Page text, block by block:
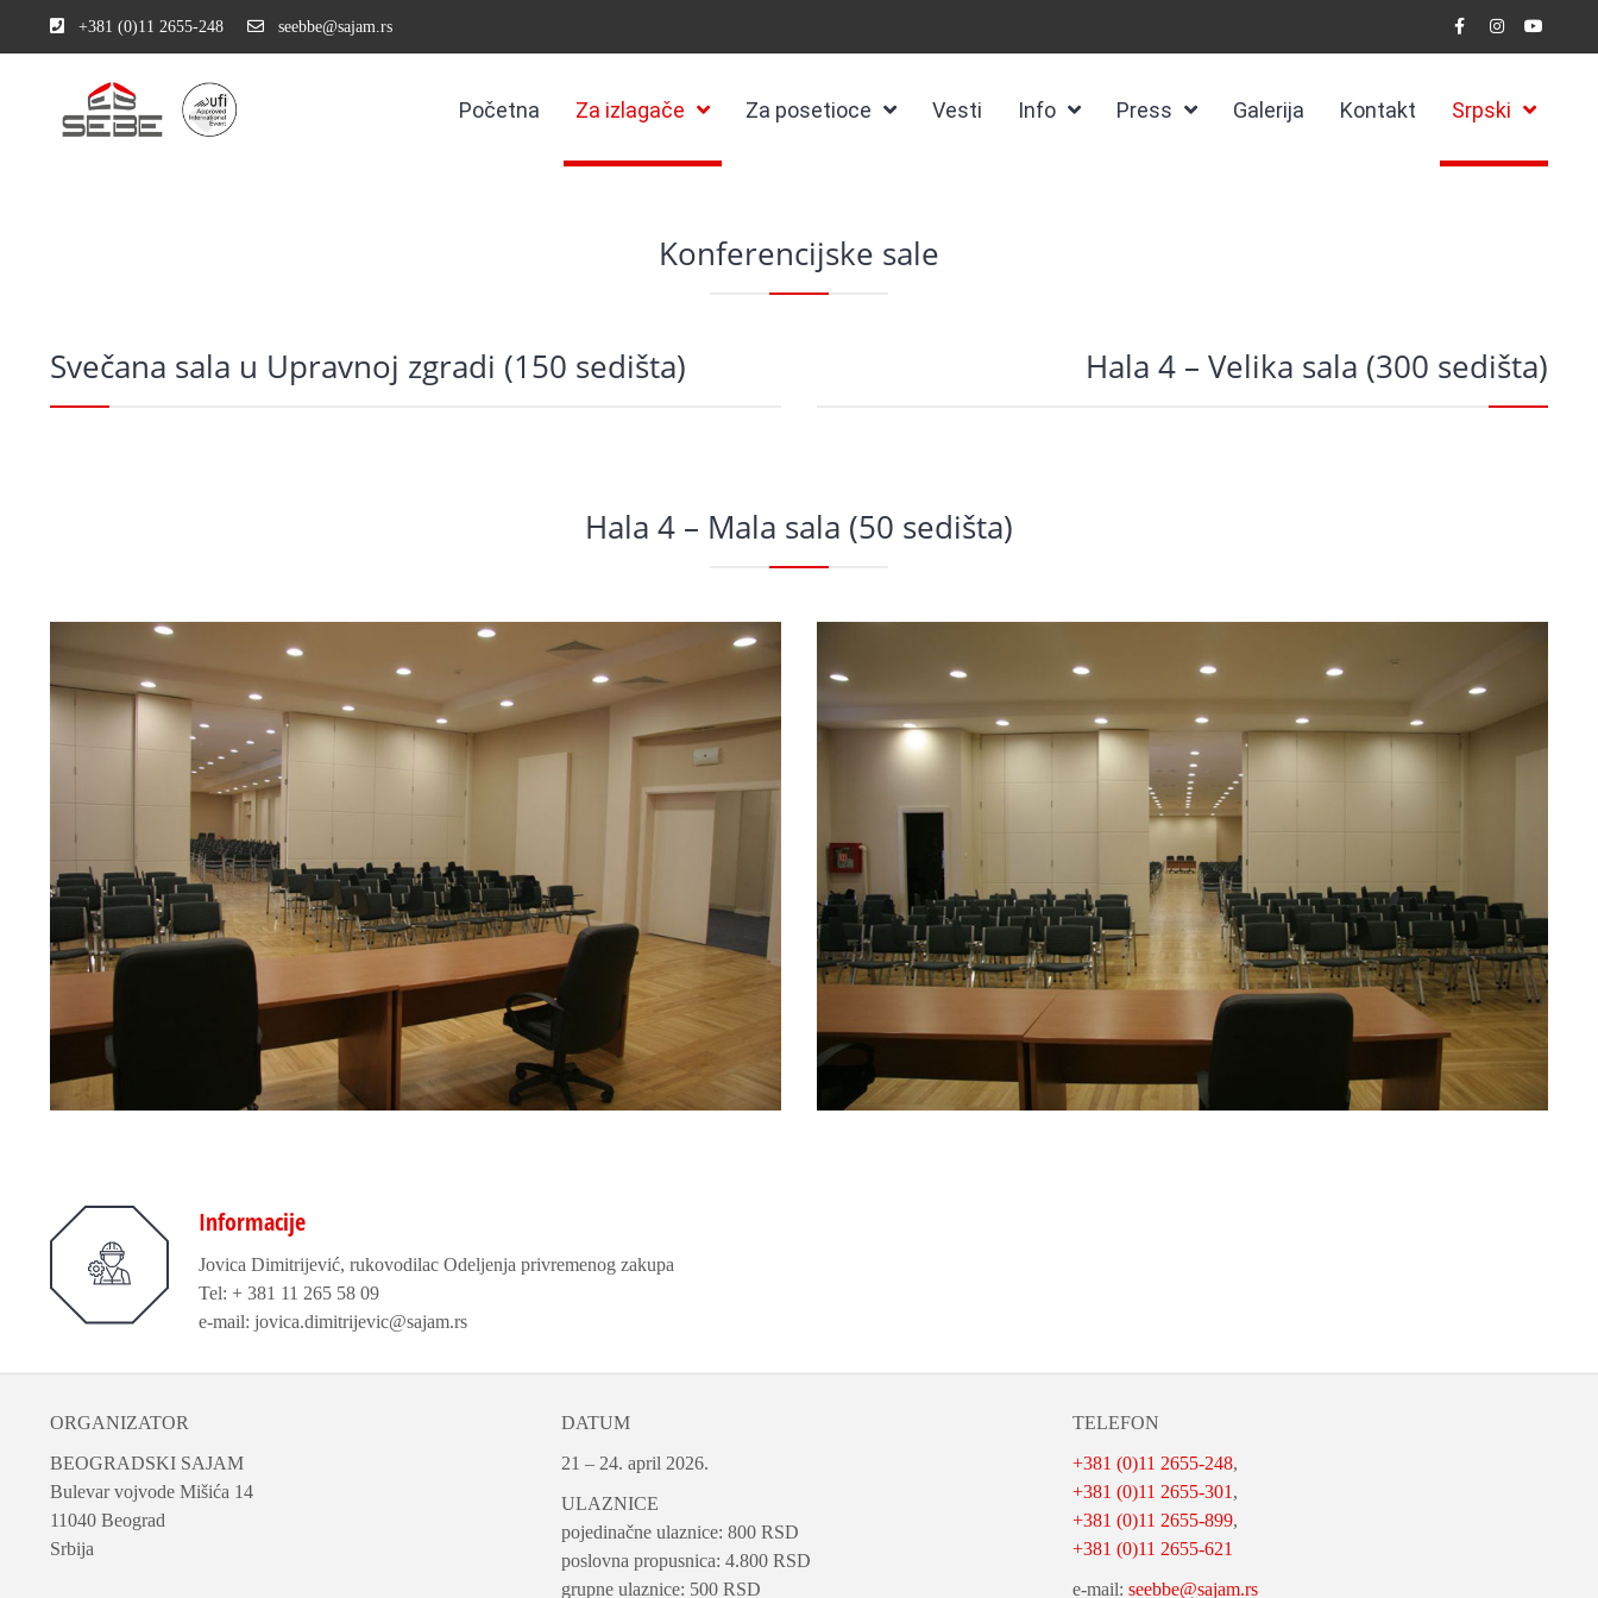
+381 (0)11 2655-248 seebbe@sajam.rs
Početna Za izlagače Za posetioce Vesti Info Press Galerija Kontakt Srpski
Konferencijske sale
Svečana sala u Upravnoj zgradi (150 sedišta) Hala 4 – Velika sala (300 sedišta)
Hala 4 – Mala sala (50 sedišta)
Informacije
Jovica Dimitrijević, rukovodilac Odeljenja privremenog zakupa
Tel: + 381 11 265 58 09
e-mail: jovica.dimitrijevic@sajam.rs
ORGANIZATOR
BEOGRADSKI SAJAM
Bulevar vojvode Mišića 14
11040 Beograd
Srbija
DATUM
21 – 24. april 2026.
ULAZNICE
pojedinačne ulaznice: 800 RSD
poslovna propusnica: 4.800 RSD
grupne ulaznice: 500 RSD
TELEFON
+381 (0)11 2655-248,
+381 (0)11 2655-301 ,
+381 (0)11 2655-899,
+381 (0)11 2655-621
e-mail: seebbe@sajam.rs